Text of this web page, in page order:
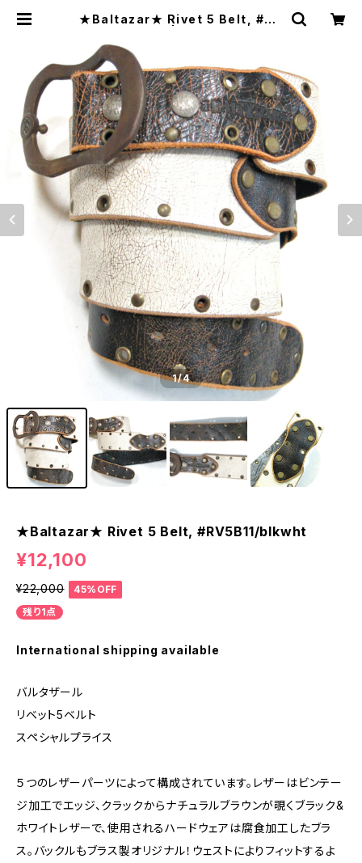
★Baltazar★ Rivet 5 Belt, #RV
1/4
★Baltazar★ Rivet 5 Belt, #RV5B11/blkwht
¥12,100
¥22,000
45%OFF
残り1点
International shipping available
バルタザール
リベット5ベルト
スペシャルプライス
５つのレザーパーツによって構成されています。レザーはビンテー
ジ加工でエッジ、クラックからナチュラルブラウンが覗くブラック&
ホワイトレザーで、使用されるハードウェアは腐食加工したブラ
ス。バックルもブラス製オリジナル！ウェストによりフィットするよ